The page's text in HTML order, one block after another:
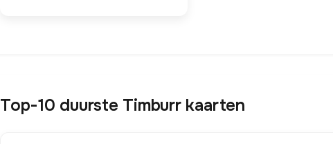
Top-10 duurste Timburr kaarten